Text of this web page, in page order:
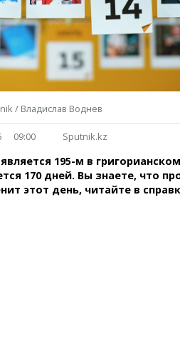
Балхаш
Жезказган
Справочник
Расписание
Автобусные
Каталог компаний
Купить шины, легко!
/ Владислав Воднев
09:00 Sputnik.kz
195-м в
170 дней. Вы знаете, что
этот день, читайте в